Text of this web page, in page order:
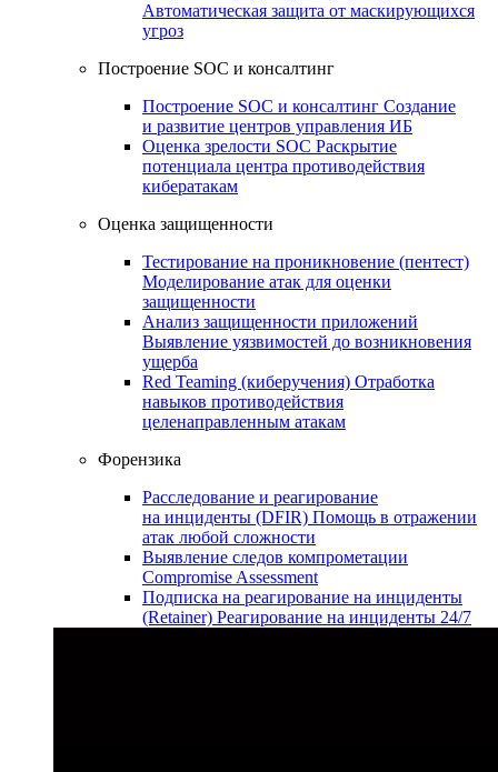
Автоматическая защита от маскирующихся
угроз
Построение SOC и консалтинг
Построение SOC и консалтинг Создание
и развитие центров управления ИБ
Оценка зрелости SOC Раскрытие
потенциала центра противодействия
кибератакам
Оценка защищенности
Тестирование на проникновение (пентест)
Моделирование атак для оценки
защищенности
Анализ защищенности приложений
Выявление уязвимостей до возникновения
ущерба
Red Teaming (киберучения) Отработка
навыков противодействия
целенаправленным атакам
Форензика
Расследование и реагирование
на инциденты (DFIR) Помощь в отражении
атак любой сложности
Выявление следов компрометации
Compromise Assessment
Подписка на реагирование на инциденты
(Retainer) Реагирование на инциденты 24/7